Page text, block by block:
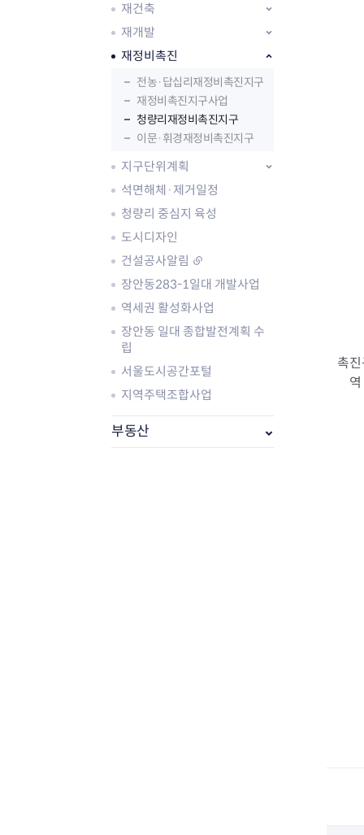
자매도시 혜택
직거래장터쇼핑몰
대중교통
자전거
주차장
우회전알리미
부동산소식
조상땅찾기
부동산중개업소현황
부동산중개업 알림판
부동산중개보수(중개수수료)
바뀐지번찾기
토지등급열기
재건축
재개발
재정비촉진
전농·답십리재정비촉진지구
재정비촉진지구사업
청량리재정비촉진지구
이문·휘경재정비촉진지구
지구단위계획
석면해체·제거일정
청량리 중심지 육성
도시디자인
건설공사알림
장안동283-1일대 개발사업
역세권 활성화사업
장안동 일대 종합발전계획 수
립
서울도시공간포털
지역주택조합사업
부동산
촉
역